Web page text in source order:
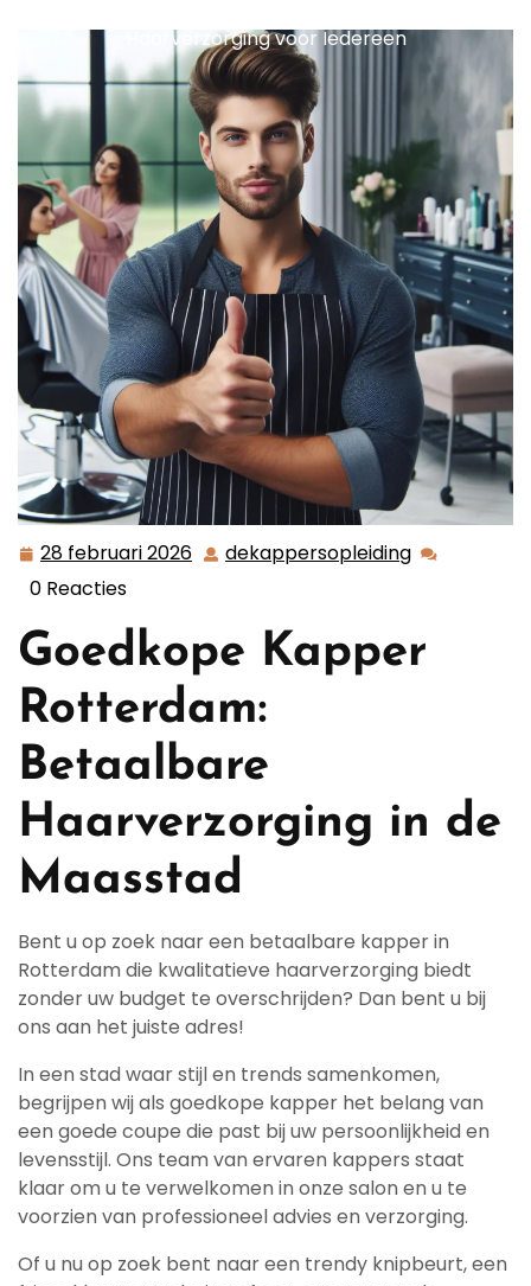
Haarverzorging voor Iedereen
28 februari 2026 28 dekappersopleiding
0 Reacties
Goedkope Kapper
Rotterdam:
Betaalbare
Haarverzorging in de
Maasstad
Bent u op zoek naar een betaalbare kapper in
Rotterdam die kwalitatieve haarverzorging biedt
zonder uw budget te overschrijden? Dan bent u bij
ons aan het juiste adres!
In een stad waar stijl en trends samenkomen,
begrijpen wij als goedkope kapper het belang van
een goede coupe die past bij uw persoonlijkheid en
levensstijl. Ons team van ervaren kappers staat
klaar om u te verwelkomen in onze salon en u te
voorzien van professioneel advies en verzorging.
Of u nu op zoek bent naar een trendy knipbeurt, een